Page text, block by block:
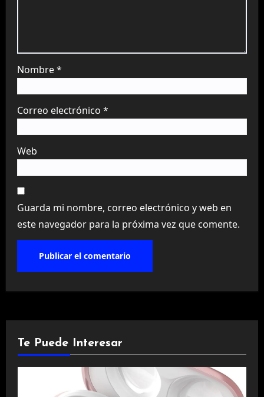
Nombre*
Correo electrónico *
Web
Guarda mi nombre, correo electrónico y web en
este navegador para la próxima vez que comente.
Te Puede Interesar